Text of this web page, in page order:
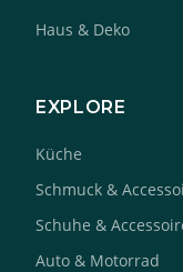
Haus & Deko
EXPLORE
Küche
Schmuck &
Schuhe &
Auto & Motorrad